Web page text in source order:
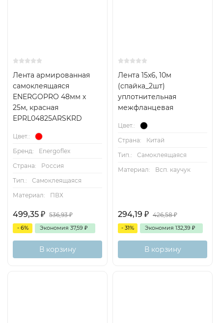
Лента армированная
самоклеящаяся
ENERGOPRO 48мм х
25м, красная
EPRL04825ARSKRD
Цвет.:
Бренд:
Energoflex
Страна:
Россия
Тип.:
Самоклеящаяся
Материал:
ПВХ
499,35 ₽ 536,93₽
- 6% Экономия 37,59 ₽
В корзину
Лента 15х6, 10м
(спайка_2шт)
уплотнительная
межфланцевая
Цвет.:
Страна:
Китай
Тип.:
Самоклеящаяся
Материал:
Всп. каучук
294,19 ₽ 426,58₽
- 31% Экономия 132,39 ₽
В корзину